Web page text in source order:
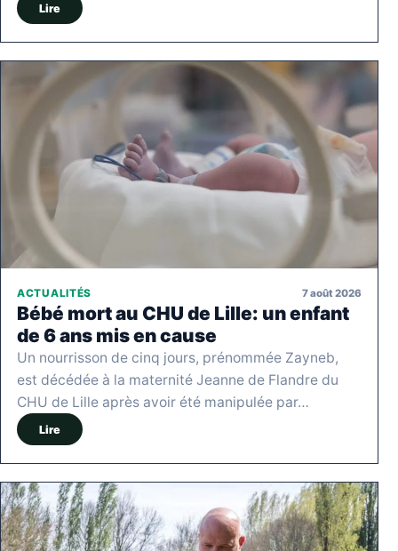
Lire
ACTUALITÉS 7 août 2026
Bébé mort au CHU de Lille: un enfant
de 6 ans mis en cause
Un nourrisson de cinq jours, prénommée Zayneb,
est décédée à la maternité Jeanne de Flandre du
CHU de Lille après avoir été manipulée par…
Lire